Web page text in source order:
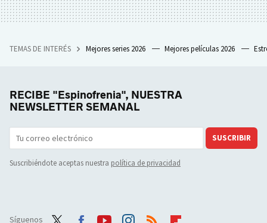
TEMAS DE INTERÉS Mejores series 2026 Mejores películas 2026
RECIBE "Espinofrenia", NUESTRA
NEWSLETTER SEMANAL
SUSCRIBIR
Suscribiéndote aceptas nuestra política de privacidad
Síguenos